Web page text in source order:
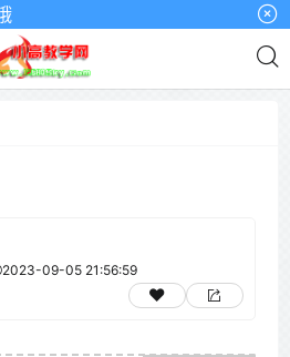
2023-09-05 21:56:59